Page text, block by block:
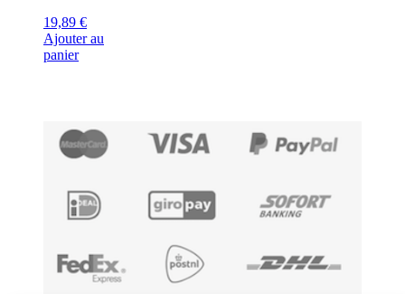
19,89 €
Ajouter au
panier